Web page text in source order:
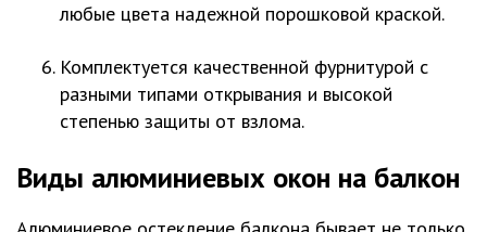
любые цвета надежной порошковой краской.
Комплектуется качественной фурнитурой с
разными типами открывания и высокой
степенью защиты от взлома.
Виды алюминиевых окон на балкон